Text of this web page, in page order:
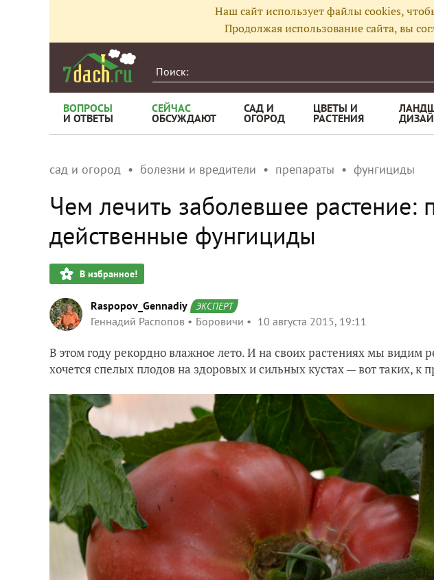
Наш сайт использует файлы cookies,
Продолжая использование сайта, вы
ВОПРОСЫ
И ОТВЕТЫ
СЕЙЧАС
ОБСУЖДАЮТ
САД И
ОГОРОД
ЦВЕТЫ И
РАСТЕНИЯ
сад и огород болезни и вредители препараты фунгициды
Чем лечить заболевшее растение:
действенные фунгициды
В избранное!
Raspopov_Gennadiy ЭКСПЕРТ
Геннадий Распопов Боровичи 10 августа 2015, 19:11
В этом году рекордно влажное лето. И на своих растениях мы видим
хочется спелых плодов на здоровых и сильных кустах — вот таких, к